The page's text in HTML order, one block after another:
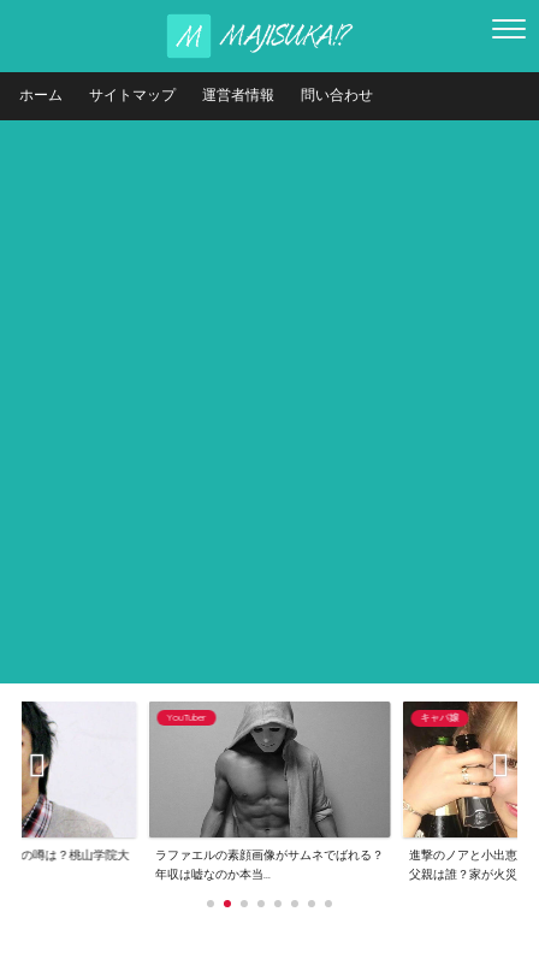
ホーム サイトマップ 運営者情報 問い合わせ
捕の噂は？桃山学院大
YouTuber
ラファエルの素顔画像がサムネでばれる？
年収は嘘なのか本当...
キャバ嬢
進撃のノアと小出恵介
父親は誰？家が火災...